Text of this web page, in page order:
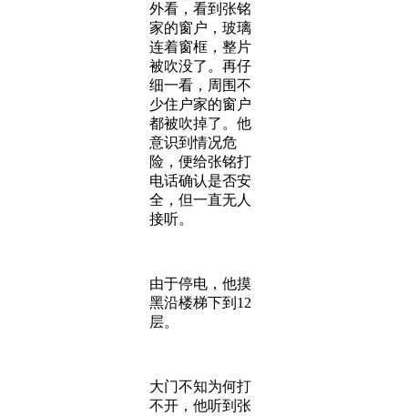
外看，看到张铭
家的窗户，玻璃
连着窗框，整片
被吹没了。再仔
细一看，周围不
少住户家的窗户
都被吹掉了。他
意识到情况危
险，便给张铭打
电话确认是否安
全，但一直无人
接听。
由于停电，他摸
黑沿楼梯下到12
层。
大门不知为何打
不开，他听到张